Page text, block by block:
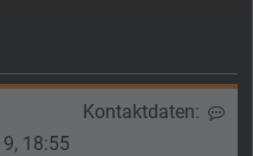
Kontaktdaten:
18:55